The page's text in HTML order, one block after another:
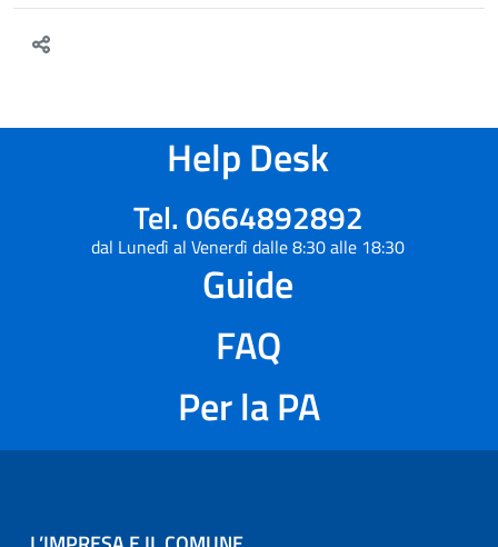
Help Desk
Tel. 0664892892
dal Lunedì al Venerdì dalle 8:30 alle 18:30
Guide
FAQ
Per la PA